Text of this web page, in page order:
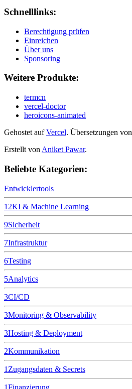
Schnelllinks:
Berechtigung prüfen
Einreichen
Über uns
Sponsoring
Weitere Produkte:
termcn
vercel-doctor
heroicons-animated
Gehostet auf Vercel. Übersetzungen von
Erstellt von Aniket Pawar.
Beliebte Kategorien:
Entwicklertools
12KI & Machine Learning
9Sicherheit
7Infrastruktur
6Testing
5Analytics
3CI/CD
3Monitoring & Observability
3Hosting & Deployment
2Kommunikation
1 Zugangsdaten & Secrets
1Finanzierung